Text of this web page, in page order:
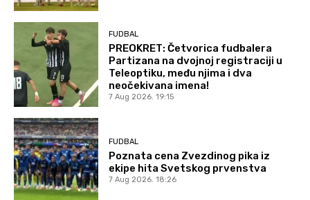
FUDBAL
PREOKRET: Četvorica fudbalera
Partizana na dvojnoj registraciji u
Teleoptiku, među njima i dva
neočekivana imena!
7 Aug 2026. 19:15
FUDBAL
Poznata cena Zvezdinog pika iz
ekipe hita Svetskog prvenstva
7 Aug 2026. 18:26